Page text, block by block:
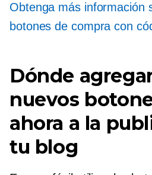
Obtenga más información
botones de compra con
Dónde
nuevos
ahora a la
tu blog